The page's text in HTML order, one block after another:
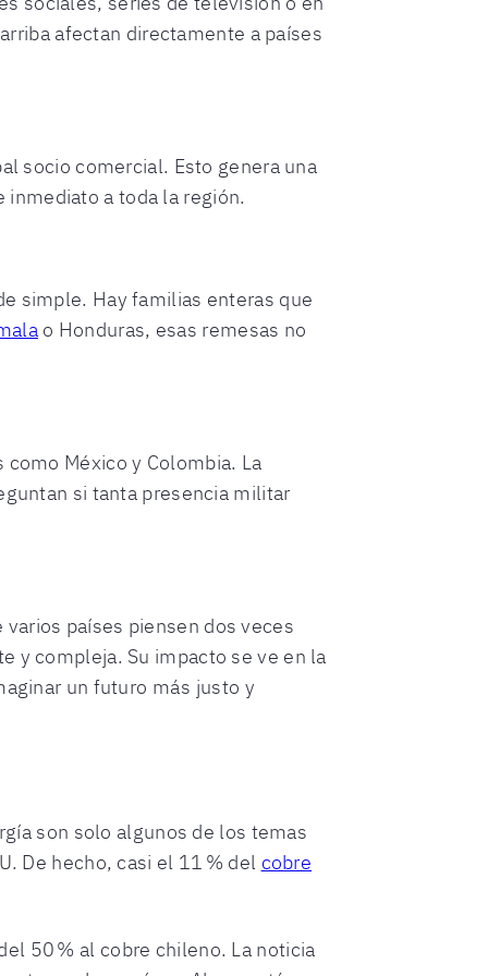
afectan directamente a países
socio comercial. Esto genera una
inmediato a toda la región.
simple. Hay familias enteras que
o Honduras, esas remesas no
México y Colombia. La
si tanta presencia militar
países piensen dos veces
y compleja. Su impacto se ve en la
un futuro más justo y
son solo algunos de los temas
De hecho, casi el 11 % del cobre
50 % al cobre chileno. La noticia